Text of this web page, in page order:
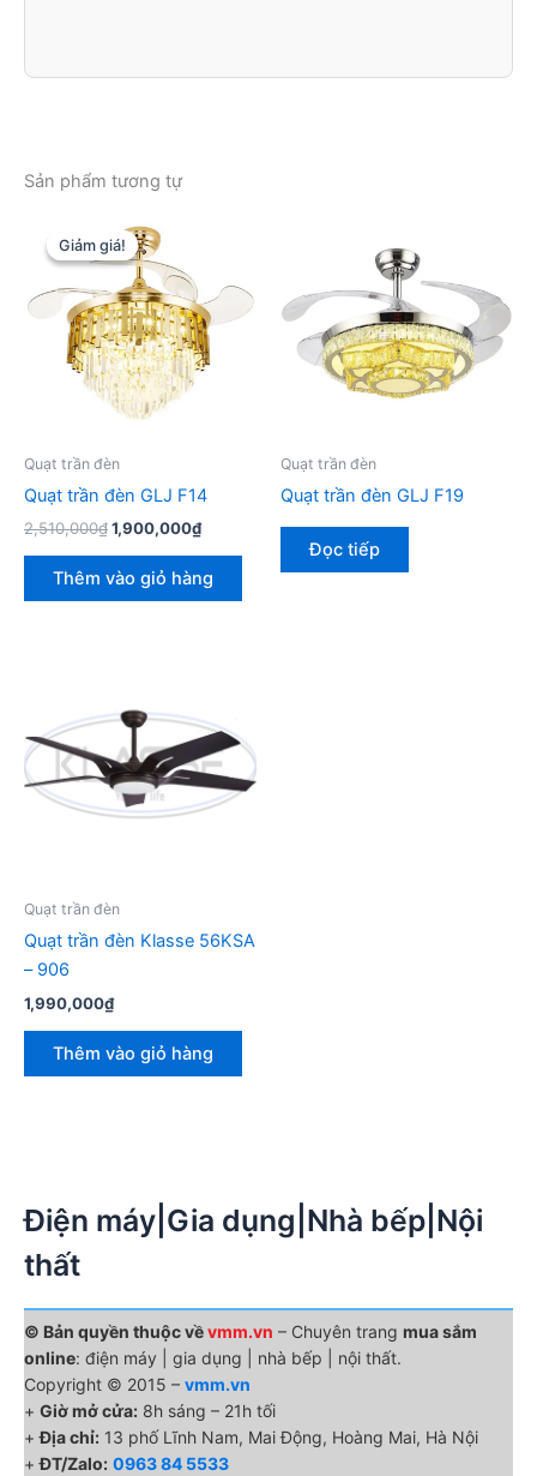
Sản phẩm tương tự
Giảm giá!
Giảm giá!
Quạt trần đèn
Quạt trần đèn GLJ F14
2,510,000₫Giá
là:
2,510,000₫.
1,900,000₫Giá
là:
Thêm vào giỏ hàng
Quạt trần đèn
Quạt trần đèn GLJ F19
Đọc tiếp
Quạt trần đèn
Quạt trần đèn Klasse 56KSA
– 906
1,990,000₫
Thêm vào giỏ hàng
Điện máy|Gia dụng|Nhà bếp|Nội
thất
© Bản quyền thuộc vềvmm.vn – Chuyên trang mua sắm
online: điện máy | gia dụng | nhà bếp | nội thất.
Copyright © 2015 – vmm.vn
+ Giờ mở cửa: 8h sáng – 21h tối
+Địa chỉ: 13 phố Lĩnh Nam, Mai Động, Hoàng Mai, Hà Nội
+ĐT/Zalo: 0963 84 5533